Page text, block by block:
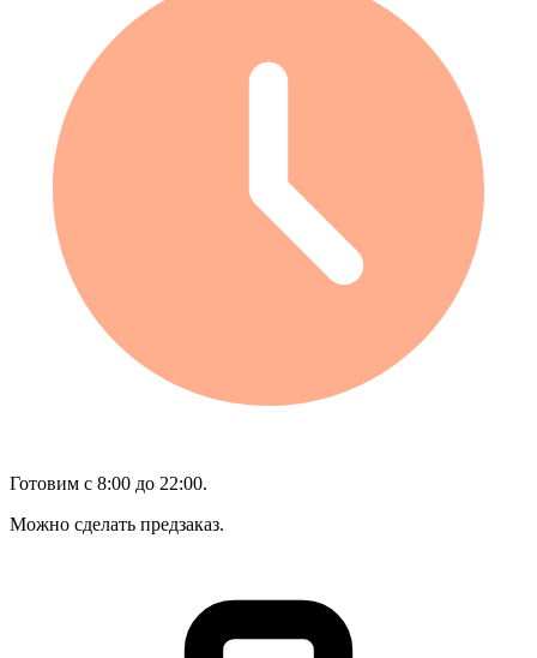
Готовим с 8:00 до 22:00.
Можно сделать предзаказ.